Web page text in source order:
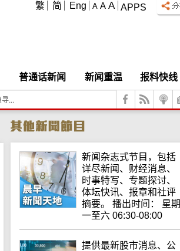
APPS
A A A
繁 简 Eng
普通话新闻 新闻重温 报料快线
新闻杂志式节目，包括
详尽新闻、财经消息、
时事特写、专题探讨、
体坛快讯、报章和社评
摘要。 播出时间： 星期
一至六 06:30-08:00
提供最新股市消息、公